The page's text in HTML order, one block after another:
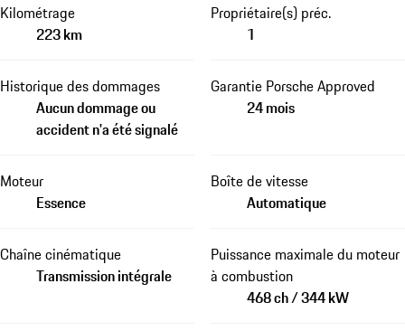
Kilométrage
223 km
Propriétaire(s) préc.
1
Historique des dommages
Aucun dommage ou
accident n'a été signalé
Garantie Porsche Approved
24 mois
Moteur
Essence
Boîte de vitesse
Automatique
Chaîne cinématique
Transmission intégrale
Puissance maximale du moteur
à combustion
468 ch / 344 kW